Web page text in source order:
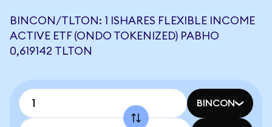
BINCON/TLTON: 1 ISHARES FLEXIBLE INCOME
ACTIVE ETF (ONDO TOKENIZED) РАВНО
0,619142 TLTON
BINCON